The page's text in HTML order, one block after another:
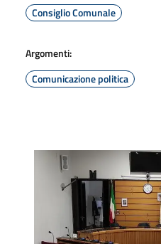
Consiglio Comunale
Argomenti:
Comunicazione politica